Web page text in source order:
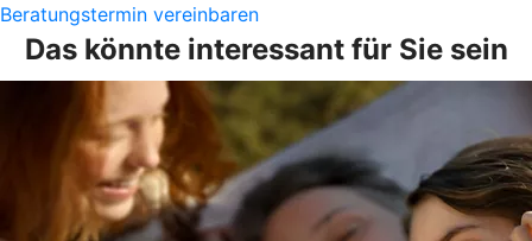
Beratungstermin vereinbaren
Das könnte interessant für Sie sein